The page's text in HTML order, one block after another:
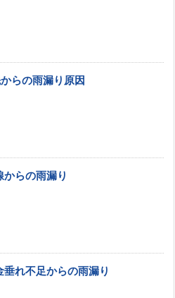
らの雨漏り原因
からの雨漏り
垂れ不足からの雨漏り